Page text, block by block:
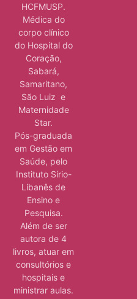
HCFMUSP.
Médica do
corpo clínico
do Hospital do
Coração,
Sabará,
Samaritano,
São Luiz e
Maternidade
Star.
Pós-graduada
em Gestão em
Saúde, pelo
Instituto Sírio-
Libanês de
Ensino e
Pesquisa.
Além de ser
autora de 4
livros, atuar em
consultórios e
hospitais e
ministrar aulas.